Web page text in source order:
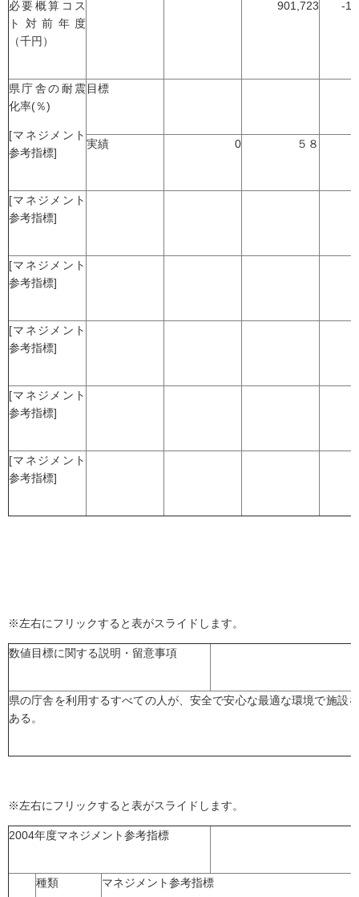
必要概算コス
ト対前年度
（千円）
901,723 -
県庁舎の耐震
化率(％)
[マネジメント
参考指標]
目標
実績 0 ５８
[マネジメント
参考指標]
[マネジメント
参考指標]
[マネジメント
参考指標]
[マネジメント
参考指標]
[マネジメント
参考指標]
※左右にフリックすると表がスライドします。
数値目標に関する説明・留意事項
県の庁舎を利用するすべての人が、安全で安心な最適な環境で施設
ある。
※左右にフリックすると表がスライドします。
2004年度マネジメント参考指標
種類 マネジメント参考指標